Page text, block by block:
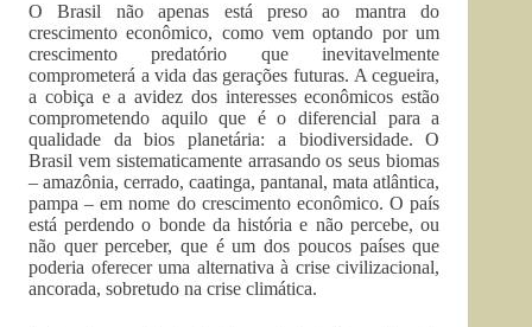
O Brasil não apenas está preso ao mantra do
crescimento econômico, como vem optando por um
crescimento predatório que inevitavelmente
comprometerá a vida das gerações futuras. A cegueira,
a cobiça e a avidez dos interesses econômicos estão
comprometendo aquilo que é o diferencial para a
qualidade da bios planetária: a biodiversidade. O
Brasil vem sistematicamente arrasando os seus biomas
– amazônia, cerrado, caatinga, pantanal, mata atlântica,
pampa – em nome do crescimento econômico. O país
está perdendo o bonde da história e não percebe, ou
não quer perceber, que é um dos poucos países que
poderia oferecer uma alternativa à crise civilizacional,
ancorada, sobretudo na crise climática.